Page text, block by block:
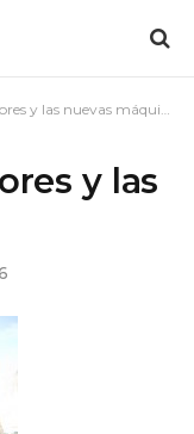
y las nuevas máquinas
y las